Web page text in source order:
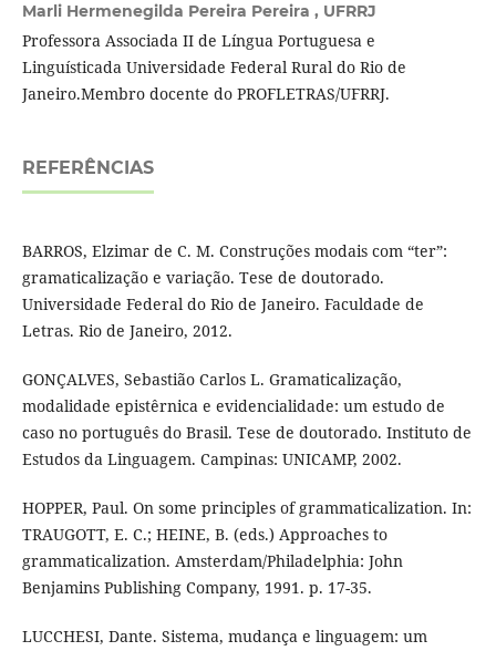
Marli Hermenegilda Pereira Pereira , UFRRJ
Professora Associada II de Língua Portuguesa e
Linguísticada Universidade Federal Rural do Rio de
Janeiro.Membro docente do PROFLETRAS/UFRRJ.
REFERÊNCIAS
BARROS, Elzimar de C. M. Construções modais com “ter”:
gramaticalização e variação. Tese de doutorado.
Universidade Federal do Rio de Janeiro. Faculdade de
Letras. Rio de Janeiro, 2012.
GONÇALVES, Sebastião Carlos L. Gramaticalização,
modalidade epistêrnica e evidencialidade: um estudo de
caso no português do Brasil. Tese de doutorado. Instituto de
Estudos da Linguagem. Campinas: UNICAMP, 2002.
HOPPER, Paul. On some principles of grammaticalization. In:
TRAUGOTT, E. C.; HEINE, B. (eds.) Approaches to
grammaticalization. Amsterdam/Philadelphia: John
Benjamins Publishing Company, 1991. p. 17-35.
LUCCHESI, Dante. Sistema, mudança e linguagem: um